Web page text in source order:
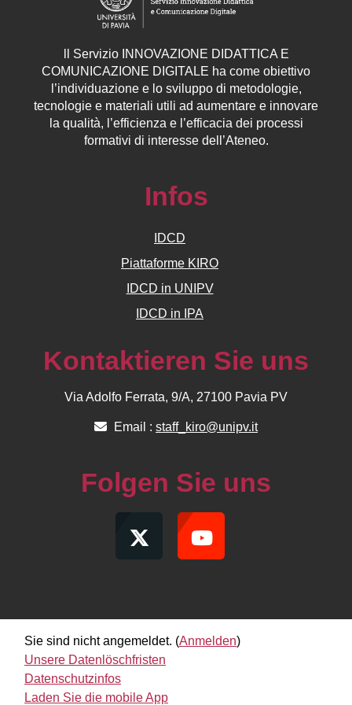
Servizio INNOVAZIONE DIDATTICA E
COMUNICAZIONE DIGITALE ha come obiettivo
l’individuazione e lo sviluppo di metodologie,
tecnologie e materiali utili ad aumentare e innovare
la qualità, l’efficienza e l’efficacia dei processi
formativi di interesse dell’Ateneo.
Infos
IDCD
Piattaforme KIRO
IDCD in UNIPV
IDCD in IPA
Kontaktieren Sie uns
Via Adolfo Ferrata, 9/A, 27100 Pavia PV
Email : staff_kiro@unipv.it
Folgen Sie uns
Sie sind nicht angemeldet. (Anmelden)
Unsere Datenlöschfristen
Datenschutzinfos
Laden Sie die mobile App